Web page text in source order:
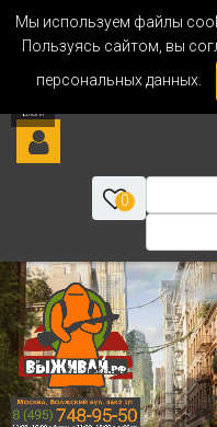
Мы используем файлы
Пользуясь сайтом, вы
персональных данных.
0